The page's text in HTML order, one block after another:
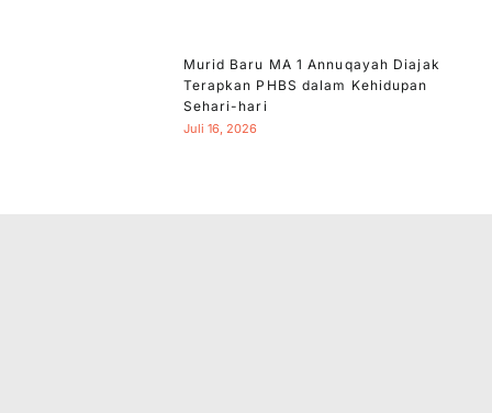
Murid Baru MA 1 Annuqayah Diajak
Terapkan PHBS dalam Kehidupan
Sehari-hari
Juli 16, 2026